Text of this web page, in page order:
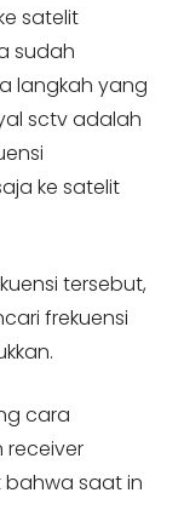
satelit
sudah
langkah yang
sctv adalah
ke satelit
tersebut,
frekuensi
cara
receiver
bahwa saat in